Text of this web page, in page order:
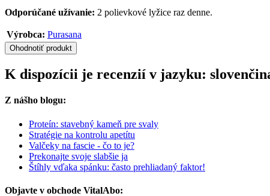
Odporúčané užívanie: 2 polievkové lyžice raz denne.
Výrobca: Purasana
Ohodnotiť produkt
K dispozícii je recenzií v jazyku:
Z nášho blogu:
Proteín: stavebný kameň pre svaly
Stratégie na kontrolu apetítu
Valčeky na fascie - čo to je?
Prekonajte svoje slabšie ja
Štíhly vďaka spánku: často prehliadaný faktor!
Objavte v obchode VitalAbo: